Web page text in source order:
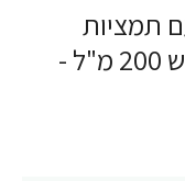
תמציות
פרחים עדינים לעור יבש ורגיש 200 מ"ל -